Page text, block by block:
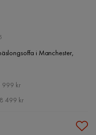
i Manchester,
999 kr
499 kr